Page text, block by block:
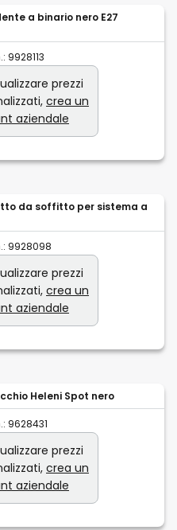
a binario nero E27
9928113
prezzi
crea un
aziendale
da soffitto per sistema a
9928098
prezzi
crea un
aziendale
Heleni Spot nero
9628431
prezzi
crea un
aziendale